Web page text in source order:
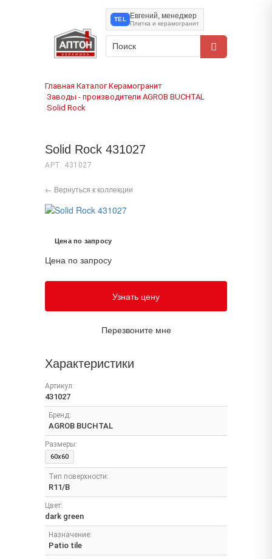
TEL
Евгений, менеджер
Плитка и керамогранит
Главная›Каталог›Керамогранит
›Заводы - производители›AGROB BUCHTAL
›Solid Rock
Solid Rock 431027
АРТ. 431027
← Вернуться к коллекции
Цена по запросу
Цена по запросу
Узнать цену
Перезвоните мне
Характеристики
Артикул:
431027
Бренд:
AGROB BUCHTAL
Размеры:
60x60
Тип поверхности:
R11/B
Цвет:
dark green
Назначение:
Patio tile